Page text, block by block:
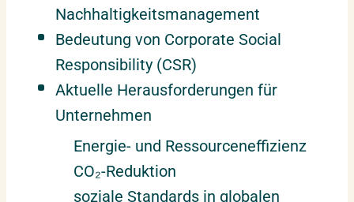
Nachhaltigkeitsmanagement
Bedeutung von Corporate Social
Responsibility (CSR)
Aktuelle Herausforderungen für
Unternehmen
Energie- und Ressourceneffizienz
CO₂-Reduktion
soziale Standards in globalen